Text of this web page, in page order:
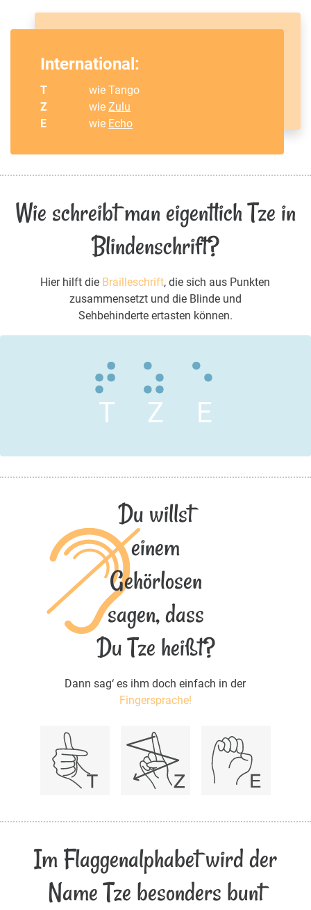
International:
T
wie Tango
Z
wieZulu
E
wie Echo
Wie schreibt man eigentlich Tze in
Blindenschrift?
Hier hilft die Brailleschrift, die sich aus Punkten
zusammensetzt und die Blinde und
Sehbehinderte ertasten können.
T Z E
Du willst
einem
Gehörlosen
sagen, dass
Du Tze heißt?
Dann sag‘ es ihm doch einfach in der
Fingersprache!
Im Flaggenalphabet wird der
Name Tze besonders bunt